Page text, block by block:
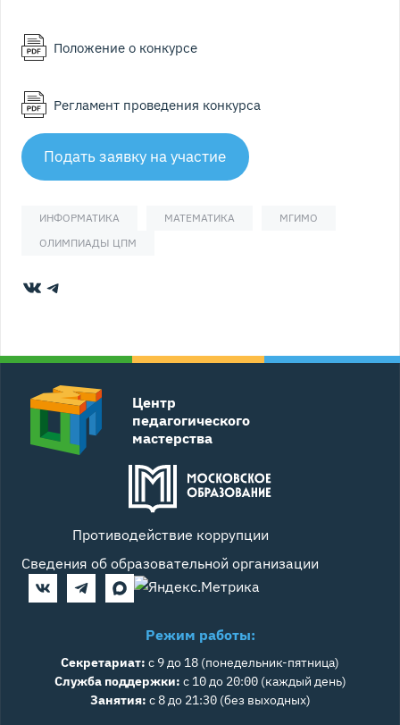
Положение о конкурсе
Регламент проведения конкурса
Подать заявку на участие
ИНФОРМАТИКА МАТЕМАТИКА
МГИМО
ОЛИМПИАДЫ ЦПМ
ВКонтакте
Telegram
Центр
педагогического
мастерства
Противодействие коррупции
Сведения об образовательной организации
Режим работы:
Секретариат: с 9 до 18 (понедельник-пятница)
Служба поддержки: с 10 до 20:00 (каждый день)
Занятия: с 8 до 21:30 (без выходных)